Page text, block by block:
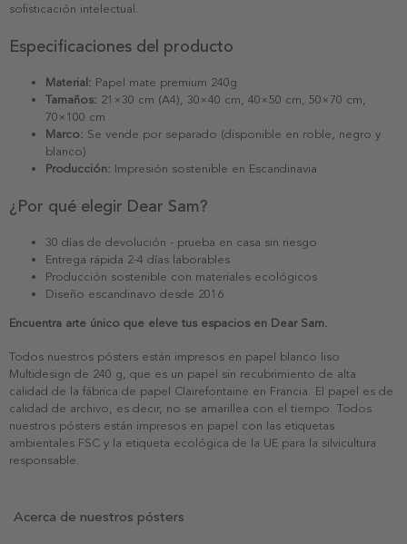
sofisticación intelectual.
Especificaciones del producto
Material: Papel mate premium 240g
Tamaños: 21×30 cm (A4), 30×40 cm, 40×50 cm, 50×70 cm,
70×100 cm
Marco: Se vende por separado (disponible en roble, negro y
blanco)
Producción: Impresión sostenible en Escandinavia
¿Por qué elegir Dear Sam?
30 días de devolución - prueba en casa sin riesgo
Entrega rápida 2-4 días laborables
Producción sostenible con materiales ecológicos
Diseño escandinavo desde 2016
Encuentra arte único que eleve tus espacios en Dear Sam.
Todos nuestros pósters están impresos en papel blanco liso
Multidesign de 240 g, que es un papel sin recubrimiento de alta
calidad de la fábrica de papel Clairefontaine en Francia. El papel es de
calidad de archivo, es decir, no se amarillea con el tiempo. Todos
nuestros pósters están impresos en papel con las etiquetas
ambientales FSC y la etiqueta ecológica de la UE para la silvicultura
responsable.
Acerca de nuestros pósters